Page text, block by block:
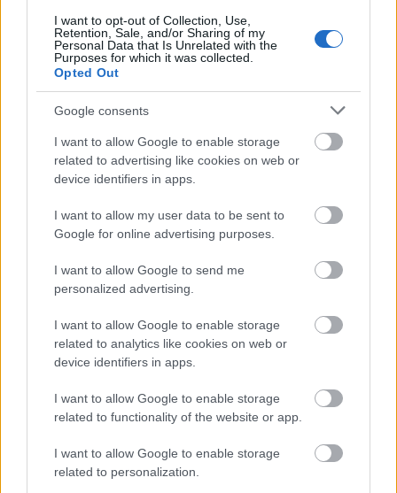
I want to opt-out of Collection, Use,
Retention, Sale, and/or Sharing of my
Personal Data that Is Unrelated with the
Purposes for which it was collected.
Opted Out
Google consents
I want to allow Google to enable storage
related to advertising like cookies on web or
device identifiers in apps.
I want to allow my user data to be sent to
Google for online advertising purposes.
I want to allow Google to send me
personalized advertising.
I want to allow Google to enable storage
related to analytics like cookies on web or
device identifiers in apps.
I want to allow Google to enable storage
related to functionality of the website or app.
I want to allow Google to enable storage
related to personalization.
Tetszik
LEGNÉPSZERŰBB
Magyarország rejtett gyöngyszemei
Az egygyermekes politika és Kína gazdasági
kihívásai
Mik alakítják a gondolkodásod? Avagy a